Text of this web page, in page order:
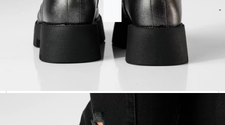
Szólj, ha elérhető lesz